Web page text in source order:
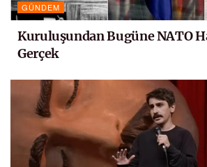
GÜNDEM
Kuruluşundan Bugüne NATO
Gerçek